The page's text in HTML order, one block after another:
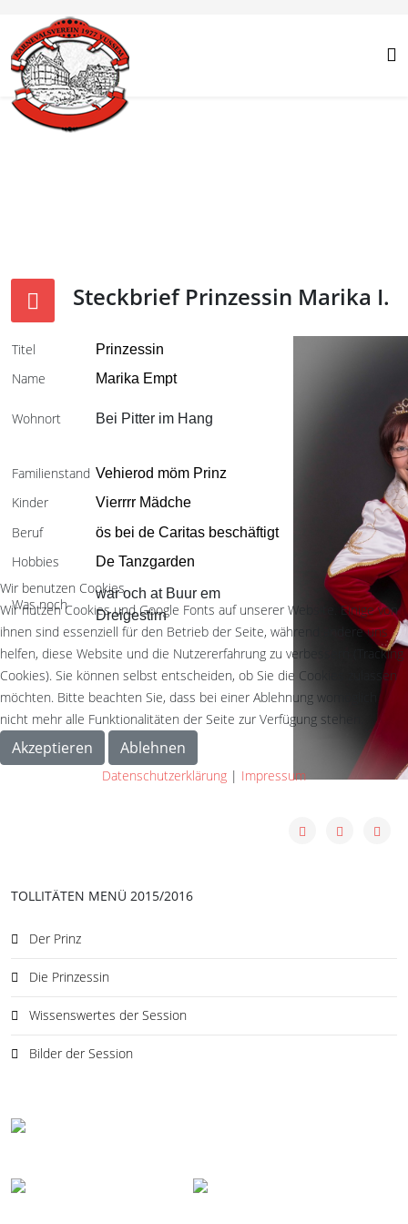
Steckbrief Prinzessin Marika I.
Titel Prinzessin
Name Marika Empt
Wohnort Bei Pitter im Hang
Familienstand Vehierod möm Prinz
Kinder Vierrrr Mädche
Beruf ös bei de Caritas beschäftigt
Hobbies De Tanzgarden
Was noch
war och at Buur em
Dreigestirn
TOLLITÄTEN MENÜ 2015/2016
Der Prinz
Die Prinzessin
Wissenswertes der Session
Bilder der Session
Wir benutzen Cookies
Wir nutzen Cookies und Google Fonts auf unserer Website. Einige von
ihnen sind essenziell für den Betrieb der Seite, während andere uns
helfen, diese Website und die Nutzererfahrung zu verbessern (Tracking
Cookies). Sie können selbst entscheiden, ob Sie die Cookies zulassen
möchten. Bitte beachten Sie, dass bei einer Ablehnung womöglich
nicht mehr alle Funktionalitäten der Seite zur Verfügung stehen.
Akzeptieren Ablehnen
Datenschutzerklärung | Impressum